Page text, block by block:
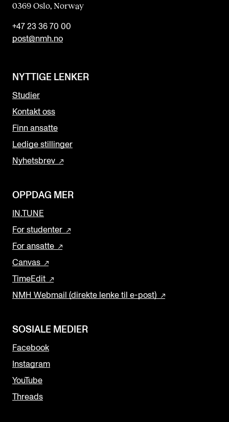
0369 Oslo, Norway
+47 23 36 70 00
post@nmh.no
NYTTIGE LENKER
Studier
Kontakt oss
Finn ansatte
Ledige stillinger
Nyhetsbrev
OPPDAG MER
IN.TUNE
For studenter
For ansatte
Canvas
TimeEdit
NMH Webmail (direkte lenke til e-post)
SOSIALE MEDIER
Facebook
Instagram
YouTube
Threads